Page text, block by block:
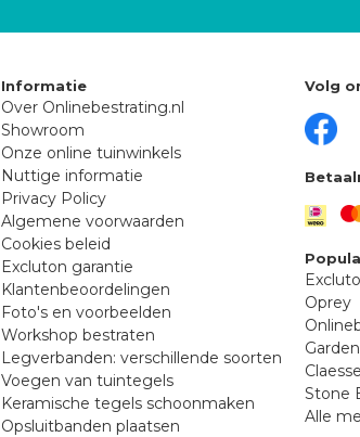
Informatie
Over Onlinebestrating.nl
Showroom
Onze online tuinwinkels
Nuttige informatie
Privacy Policy
Algemene voorwaarden
Cookies beleid
Excluton garantie
Klantenbeoordelingen
Foto's en voorbeelden
Workshop bestraten
Legverbanden: verschillende soorten
Voegen van tuintegels
Keramische tegels schoonmaken
Opsluitbanden plaatsen
Volg
Oprey
Stone
Alle